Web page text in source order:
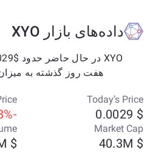
داده‌های بازار XYO
هفت روز گذشته به میزان +1.13% تغییر
Today’s Price
$ 0.0029
-0.48%
Market Cap
$ 40.3M
$ 1.03M